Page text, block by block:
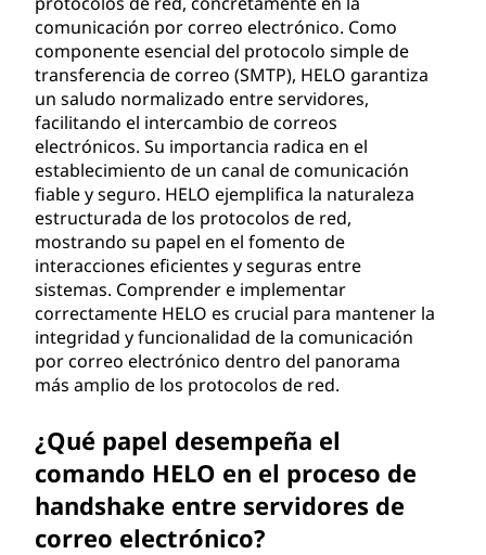
comunicación por correo electrónico. Como
componente esencial del protocolo simple de
transferencia de correo (SMTP), HELO garantiza
un saludo normalizado entre servidores,
facilitando el intercambio de correos
electrónicos. Su importancia radica en el
establecimiento de un canal de comunicación
fiable y seguro. HELO ejemplifica la naturaleza
estructurada de los protocolos de red,
mostrando su papel en el fomento de
interacciones eficientes y seguras entre
sistemas. Comprender e implementar
correctamente HELO es crucial para mantener la
integridad y funcionalidad de la comunicación
por correo electrónico dentro del panorama
más amplio de los protocolos de red.
¿Qué papel desempeña el
comando HELO en el proceso de
handshake entre servidores de
correo electrónico?